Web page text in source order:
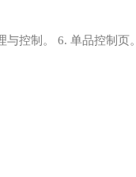
控制。 6. 单品控制页。